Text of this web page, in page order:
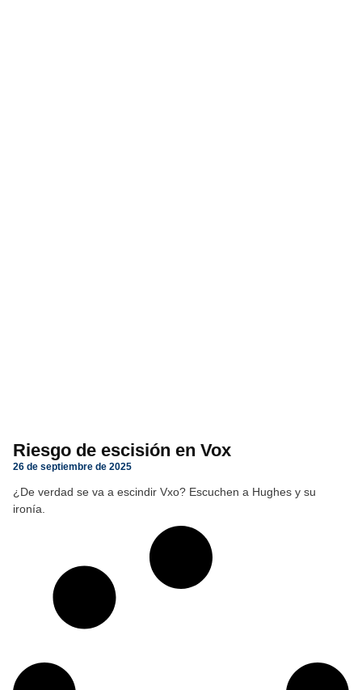
Riesgo de escisión en Vox
26 de septiembre de 2025
¿De verdad se va a escindir Vxo? Escuchen a Hughes y su
ironía.